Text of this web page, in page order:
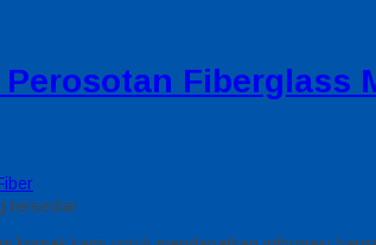
Fiberglass
tersedia!